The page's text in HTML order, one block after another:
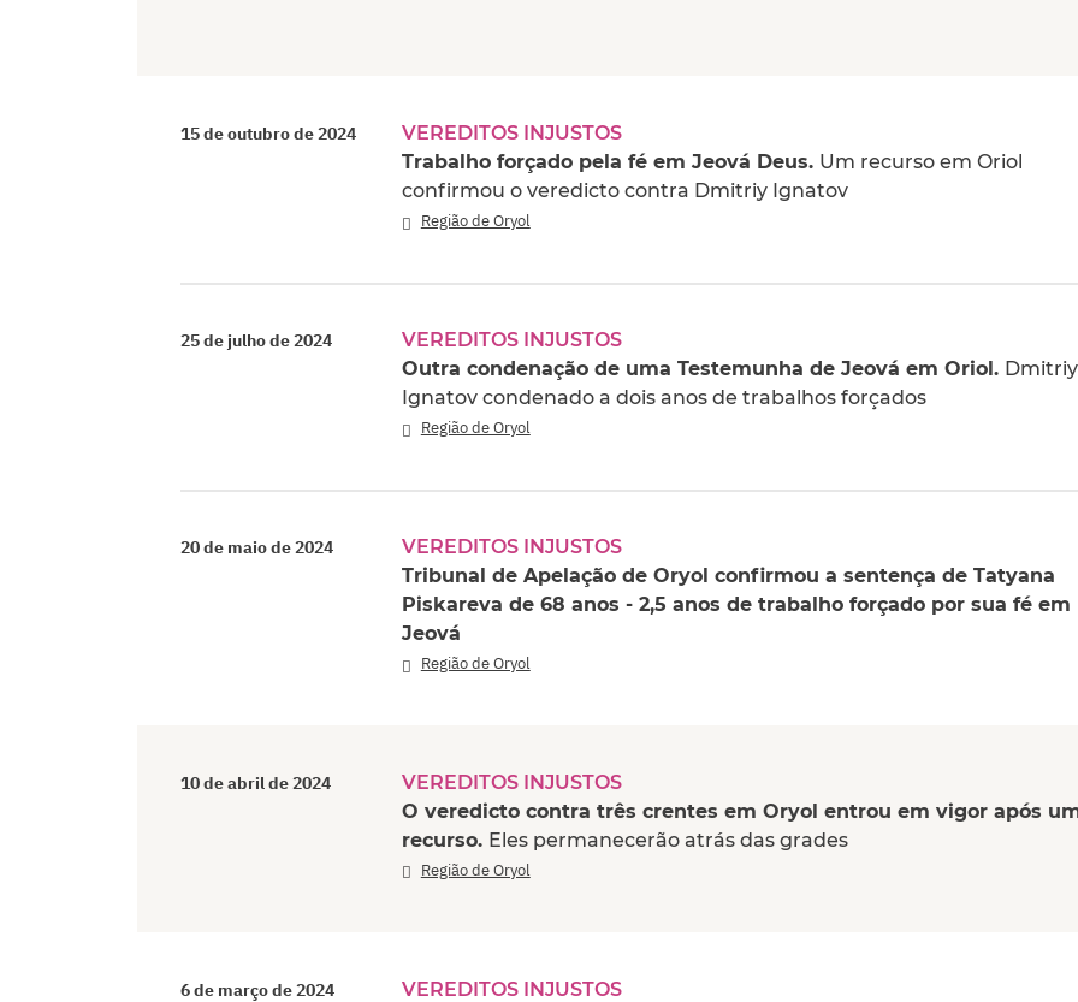
15 de outubro de 2024
VEREDITOS INJUSTOS
Trabalho forçado pela fé em Jeová Deus. Um recurso em Oriol
confirmou o veredicto contra Dmitriy Ignatov
Região de Oryol
25 de julho de 2024
VEREDITOS INJUSTOS
Outra condenação de uma Testemunha de Jeová em Oriol. Dmitriy
Ignatov condenado a dois anos de trabalhos forçados
Região de Oryol
20 de maio de 2024
VEREDITOS INJUSTOS
Tribunal de Apelação de Oryol confirmou a sentença de Tatyana
Piskareva de 68 anos - 2,5 anos de trabalho forçado por sua fé em
Jeová
Região de Oryol
10 de abril de 2024
VEREDITOS INJUSTOS
O veredicto contra três crentes em Oryol entrou em vigor após
recurso. Eles permanecerão atrás das grades
Região de Oryol
6 de março de 2024
VEREDITOS INJUSTOS